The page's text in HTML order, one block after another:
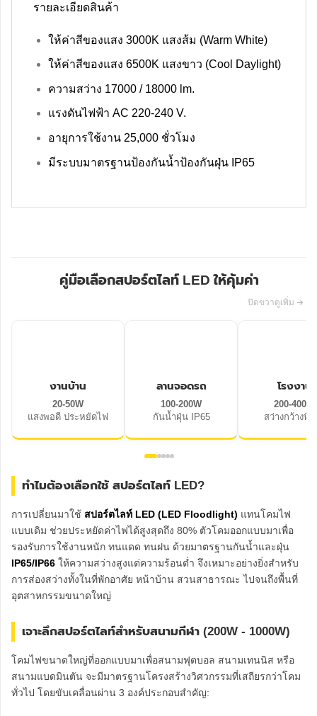
รายละเอียดสินค้า
ให้ค่าสีของแสง 3000K แสงส้ม (Warm White)
ให้ค่าสีของแสง 6500K แสงขาว (Cool Daylight)
ความสว่าง 17000 / 18000 lm.
แรงดันไฟฟ้า AC 220-240 V.
อายุการใช้งาน 25,000 ชั่วโมง
มีระบบมาตรฐานป้องกันน้ำป้องกันฝุ่น IP65
คู่มือเลือกสปอร์ตไลท์ LED ให้คุ้มค่า
ปัดขวาดูเพิ่ม ➔
งานบ้าน
20-50W
แสงพอดี ประหยัดไฟ
ลานจอดรถ
100-200W
กันน้ำฝุ่น IP65
โรงงาน
200-400W
สว่างกว้างพิเ
ทำไมต้องเลือกใช้ สปอร์ตไลท์ LED?
การเปลี่ยนมาใช้ สปอร์ตไลท์ LED (LED Floodlight) แทนโคมไฟ
แบบเดิม ช่วยประหยัดค่าไฟได้สูงสุดถึง 80% ตัวโคมออกแบบมาเพื่อ
รองรับการใช้งานหนัก ทนแดด ทนฝน ด้วยมาตรฐานกันน้ำและฝุ่น
IP65/IP66 ให้ความสว่างสูงแต่ความร้อนต่ำ จึงเหมาะอย่างยิ่งสำหรับ
การส่องสว่างทั้งในที่พักอาศัย หน้าบ้าน สวนสาธารณะ ไปจนถึงพื้นที่
อุตสาหกรรมขนาดใหญ่
เจาะลึกสปอร์ตไลท์สำหรับสนามกีฬา (200W - 1000W)
โคมไฟขนาดใหญ่ที่ออกแบบมาเพื่อสนามฟุตบอล สนามเทนนิส หรือ
สนามแบดมินตัน จะมีมาตรฐานโครงสร้างวิศวกรรมที่เสถียรกว่าโคม
ทั่วไป โดยขับเคลื่อนผ่าน 3 องค์ประกอบสำคัญ: